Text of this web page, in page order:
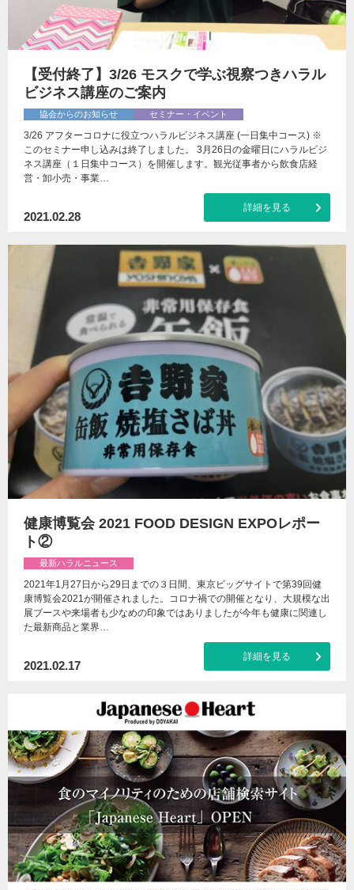
【受付終了】3/26 モスクで学ぶ視察つきハラル
ビジネス講座のご案内
協会からのお知らせ セミナー・イベント
3/26 アフターコロナに役立つハラルビジネス講座 (一日集中コース) ※
このセミナー申し込みは終了しました。 3月26日の金曜日にハラルビジ
ネス講座（１日集中コース）を開催します。観光従事者から飲食店経
営・卸小売・事業…
2021.02.28
詳細を見る
健康博覧会 2021 FOOD DESIGN EXPOレポー
ト②
最新ハラルニュース
2021年1月27日から29日までの３日間、東京ビッグサイトで第39回健
康博覧会2021が開催されました。コロナ禍での開催となり、大規模な出
展ブースや来場者も少なめの印象ではありましたが今年も健康に関連し
た最新商品と業界…
2021.02.17
詳細を見る